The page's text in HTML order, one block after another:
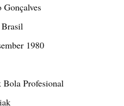
Gonçalves
1980
Bola Profesional